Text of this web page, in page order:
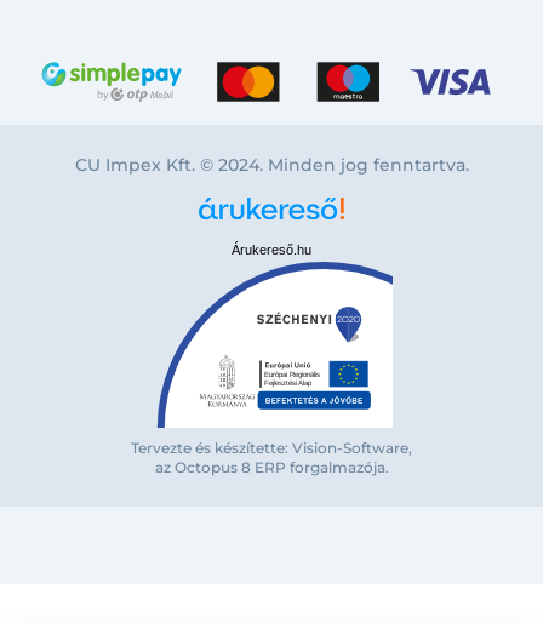
Bejelentkezés e-mail-címmel
Megjegyzés
CU Impex Kft. © 2024. Minden jog fenntartva.
Árukereső.hu
Tervezte és készítette: Vision-Software,
az Octopus 8 ERP forgalmazója.